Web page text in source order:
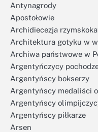
Antynagrody
Apostołowie
Archidiecezja
Architektura gotyku w
Archiwa państwowe w
Argentyńczycy
Argentyńscy bokserzy
Argentyńscy medaliści
Argentyńscy
Argentyńscy piłkarze
Arsen